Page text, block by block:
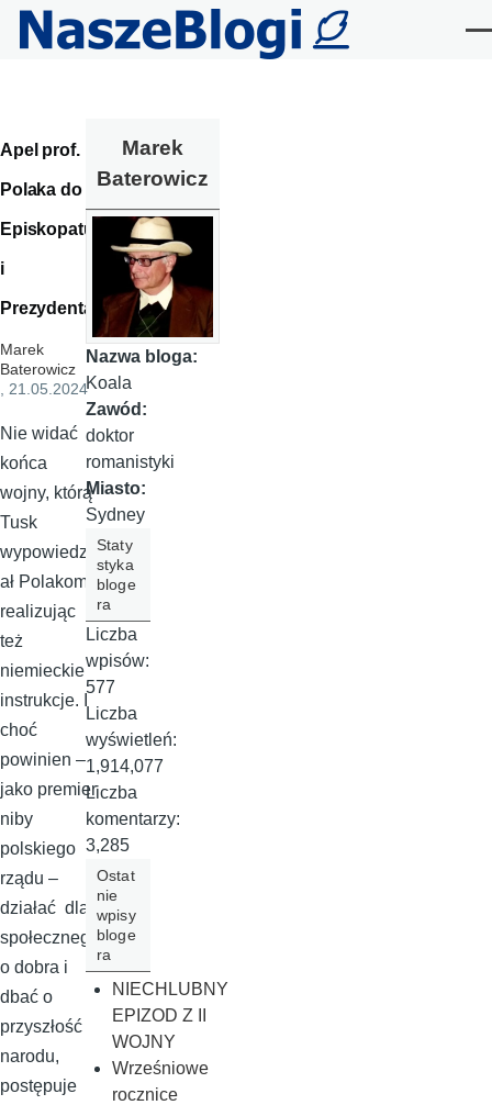
Przejdź do treści
Apel prof.
Polaka do
Episkopatu
i
Prezydenta
Marek
Baterowicz
, 21.05.2024
Nie widać
końca
wojny, którą
Tusk
wypowiedzi
ał Polakom,
realizując
też
niemieckie
instrukcje. I
choć
powinien –
jako premier
niby
polskiego
rządu –
działać dla
społeczneg
o dobra i
dbać o
przyszłość
narodu,
postępuje
Marek
Baterowicz
Nazwa bloga:
Koala
Zawód:
doktor
romanistyki
Miasto:
Sydney
Staty
styka
bloge
ra
Liczba
wpisów:
577
Liczba
wyświetleń:
1,914,077
Liczba
komentarzy:
3,285
Ostat
nie
wpisy
bloge
ra
NIECHLUBNY
EPIZOD Z II
WOJNY
Wrześniowe
rocznice